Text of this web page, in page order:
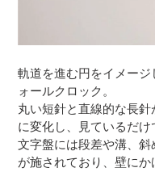
軌道を進む円をイメー
ォールクロック。
丸い短針と直線的な長
に変化し、見ているだけ
文字盤には段差や溝、
が施されており、壁に